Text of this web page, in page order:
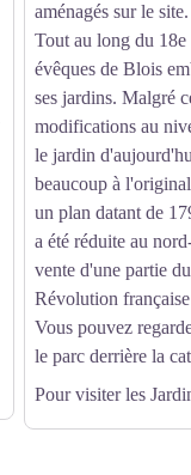
aménagés sur le site.
Tout au long du
évêques de Blois
ses jardins. Malgré
modifications au
le jardin
beaucoup à
un plan datant de
a été réduite au
vente d'une partie
Révolution
Vous pouvez
le parc derrière la
Pour visiter les